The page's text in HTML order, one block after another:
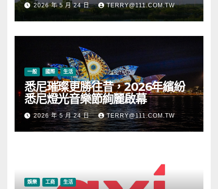
2026 年 5 月 24 日 TERRY@111.COM.TW
一般 國際 生活
悉尼璀璨更勝往昔，2026年繽紛
悉尼燈光音樂節絢麗啟幕
2026 年 5 月 24 日 TERRY@111.COM.TW
娛樂 工商 生活